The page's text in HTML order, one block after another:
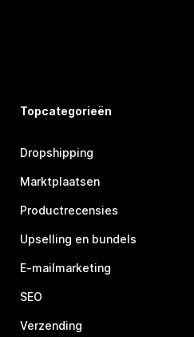
Topcategorieën
Dropshipping
Marktplaatsen
Productrecensies
Upselling en bundels
E-mailmarketing
SEO
Verzending